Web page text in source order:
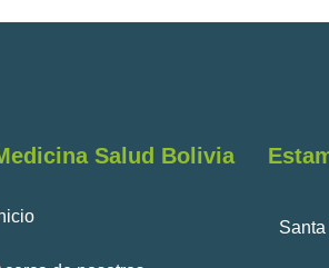
Salud Bolivia